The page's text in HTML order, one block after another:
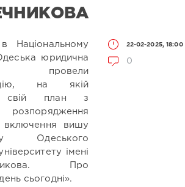
22-02-2025, 18:00
0
Національному
юридична
провели
на якій
свій план з
вишу
Одеського
імені
Про
сьогодні».